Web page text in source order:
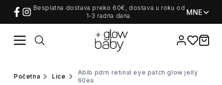
Besplatna dostava preko 60€, dostava u roku od
1-3 radna dana.
MNE
Favorites
items
početna lice
abib pdrn retinal eye patch glow jelly
60ea